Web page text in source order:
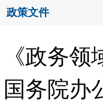
政策文件
《政务
国务院办